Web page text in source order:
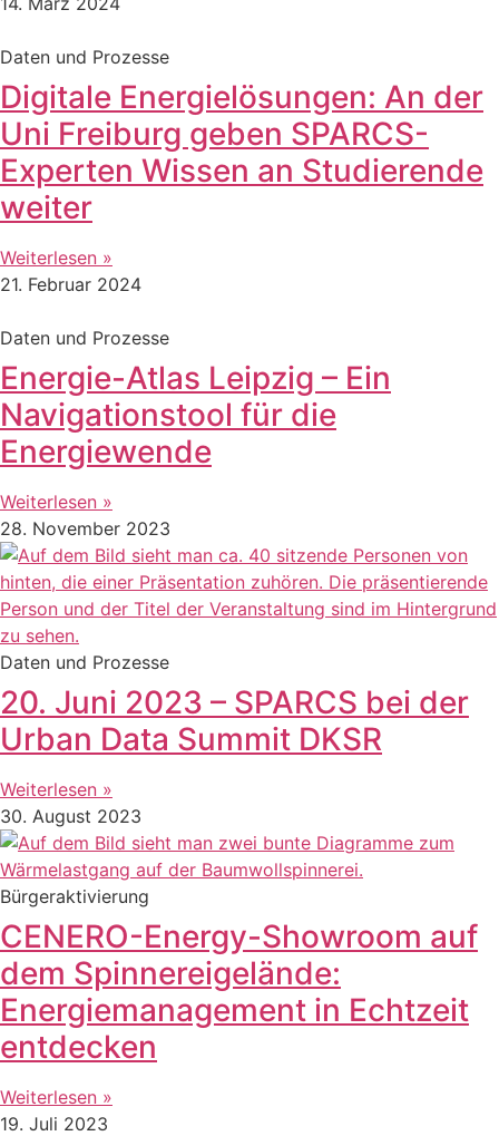
Daten und Prozesse
Digitale Energielösungen: An der
Uni Freiburg geben SPARCS-
Experten Wissen an Studierende
weiter
Weiterlesen »
21. Februar 2024
Daten und Prozesse
Energie-Atlas Leipzig – Ein
Navigationstool für die
Energiewende
Weiterlesen »
28. November 2023
Daten und Prozesse
20. Juni 2023 – SPARCS bei der
Urban Data Summit DKSR
Weiterlesen »
30. August 2023
Bürgeraktivierung
CENERO-Energy-Showroom auf
dem Spinnereigelände:
Energiemanagement in Echtzeit
entdecken
Weiterlesen »
19. Juli 2023